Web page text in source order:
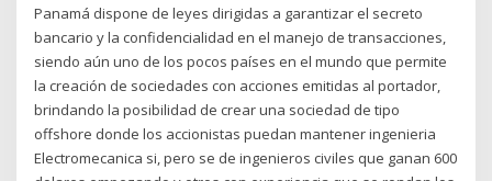
Panamá dispone de leyes dirigidas a garantizar el secreto
bancario y la confidencialidad en el manejo de transacciones,
siendo aún uno de los pocos países en el mundo que permite
la creación de sociedades con acciones emitidas al portador,
brindando la posibilidad de crear una sociedad de tipo
offshore donde los accionistas puedan mantener ingenieria
Electromecanica si, pero se de ingenieros civiles que ganan 600